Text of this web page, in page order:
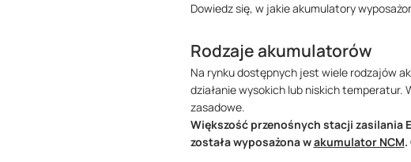
Dowiedz się, w jakie akumulatory
Rodzaje akumulatorów
Na rynku dostępnych jest wiele rodzajów
działanie wysokich lub niskich
zasadowe.
Większość przenośnych stacji zasilania
została wyposażona wakumulator NCM.